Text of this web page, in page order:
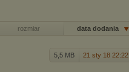
rozmiar data dodania
5,5 MB 21 sty 18 22:22